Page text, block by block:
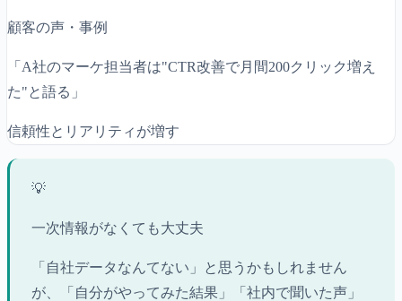
顧客の声・事例
「A社のマーケ担当者は"CTR改善で月間200クリック増え
た"と語る」
信頼性とリアリティが増す
💡
一次情報がなくても大丈夫
「自社データなんてない」と思うかもしれません
が、「自分がやってみた結果」「社内で聞いた声」